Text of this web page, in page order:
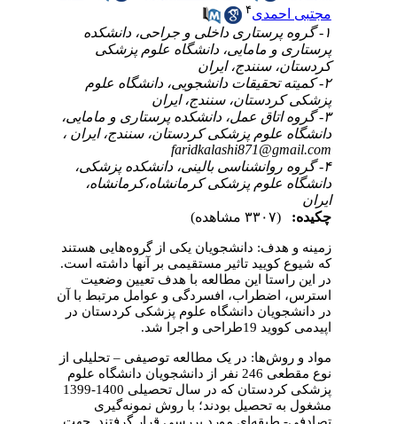
مجتبی احمدی
۱- گروه پرستاری داخلی و جراحی، دانشکده
پرستاری و مامایی، دانشگاه علوم پزشکی
کردستان، سنندج، ایران
۲- کمیته تحقیقات دانشجویی، دانشگاه علوم
پزشکی کردستان، سنندج، ایران
۳- گروه اتاق عمل، دانشکده پرستاری و مامایی،
دانشگاه علوم پزشکی کردستان، سنندج، ایران ،
faridkalashi871@gmail.com
۴- گروه روانشناسی بالینی، دانشکده پزشکی،
دانشگاه علوم پزشکی کرمانشاه،کرمانشاه،
ایران
چکیده:
زمینه و هدف: دانشجویان یکی از گروه‌هایی هستند
که شیوع کویید تاثیر مستقیمی بر آنها داشته است.
در این راستا این مطالعه با هدف تعیین وضعیت
استرس، اضطراب، افسردگی و عوامل مرتبط با آن
در دانشجویان دانشگاه علوم پزشکی کردستان در
اپیدمی کووید 19طراحی و اجرا شد.
مواد و روش‌ها: در یک مطالعه توصیفی – تحلیلی از
نوع مقطعی 246 نفر از دانشجویان دانشگاه علوم
پزشکی کردستان که در سال تحصیلی 1400-1399
مشغول به تحصیل بودند؛ با روش نمونه‌گیری